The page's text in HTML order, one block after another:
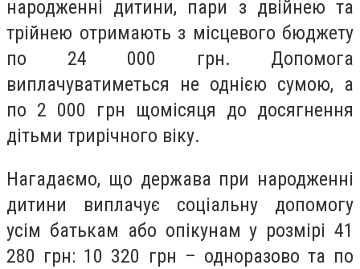
народженні дитини, пари з двійнею та
трійнею отримають з місцевого бюджету
по 24 000 грн. Допомога
виплачуватиметься не однією сумою, а
по 2 000 грн щомісяця до досягнення
дітьми трирічного віку.
Нагадаємо, що держава при народженні
дитини виплачує соціальну допомогу
усім батькам або опікунам у розмірі 41
280 грн: 10 320 грн – одноразово та по